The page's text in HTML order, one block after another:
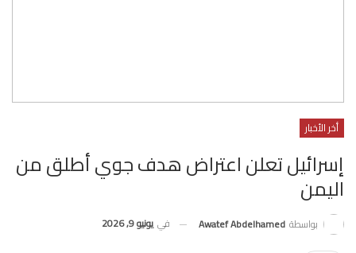
أخر الأخبار
إسرائيل تعلن اعتراض هدف جوي أطلق من
اليمن
بواسطة Awatef Abdelhamed في يونيو 9, 2026